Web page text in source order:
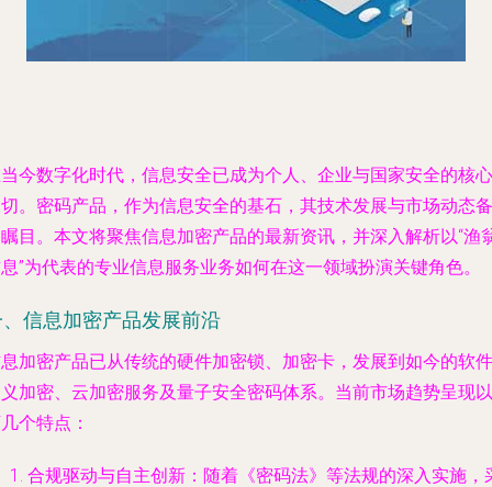
今数字化时代，信息安全已成为个人、企业与国家安全的核心
。密码产品，作为信息安全的基石，其技术发展与市场动态备
目。本文将聚焦信息加密产品的最新资讯，并深入解析以“渔
”为代表的专业信息服务业务如何在这一领域扮演关键角色。
信息加密产品发展前沿
加密产品已从传统的硬件加密锁、加密卡，发展到如今的软件
加密、云加密服务及量子安全密码体系。当前市场趋势呈现以
个特点：
合规驱动与自主创新 ：随着《密码法》等法规的深入实施，